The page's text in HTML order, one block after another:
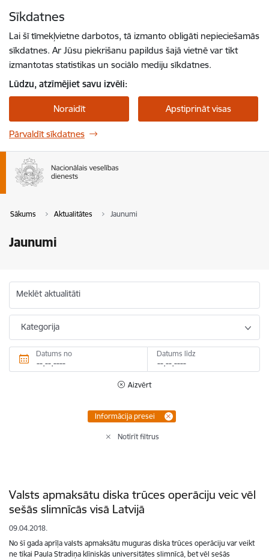
Sīkdatnes
Lai šī tīmekļvietne darbotos, tā izmanto obligāti nepieciešamās
sīkdatnes. Ar Jūsu piekrišanu papildus šajā vietnē var tikt
izmantotas statistikas un sociālo mediju sīkdatnes.
Lūdzu, atzīmējiet savu izvēli:
Noraidīt Apstiprināt visas
Pārvaldīt sīkdatnes
Sākums Aktualitātes Jaunumi
Jaunumi
Meklēt aktualitāti
Kategorija
Datums no Datums līdz
Aizvērt
Informācija presei
Notīrīt filtrus
Valsts apmaksātu diska trūces operāciju veic vēl
sešās slimnīcās visā Latvijā
09.04.2018.
No šī gada aprīļa valsts apmaksātu muguras diska trūces operāciju var veikt
ne tikai Paula Stradiņa klīniskās universitātes slimnīcā, bet vēl sešās